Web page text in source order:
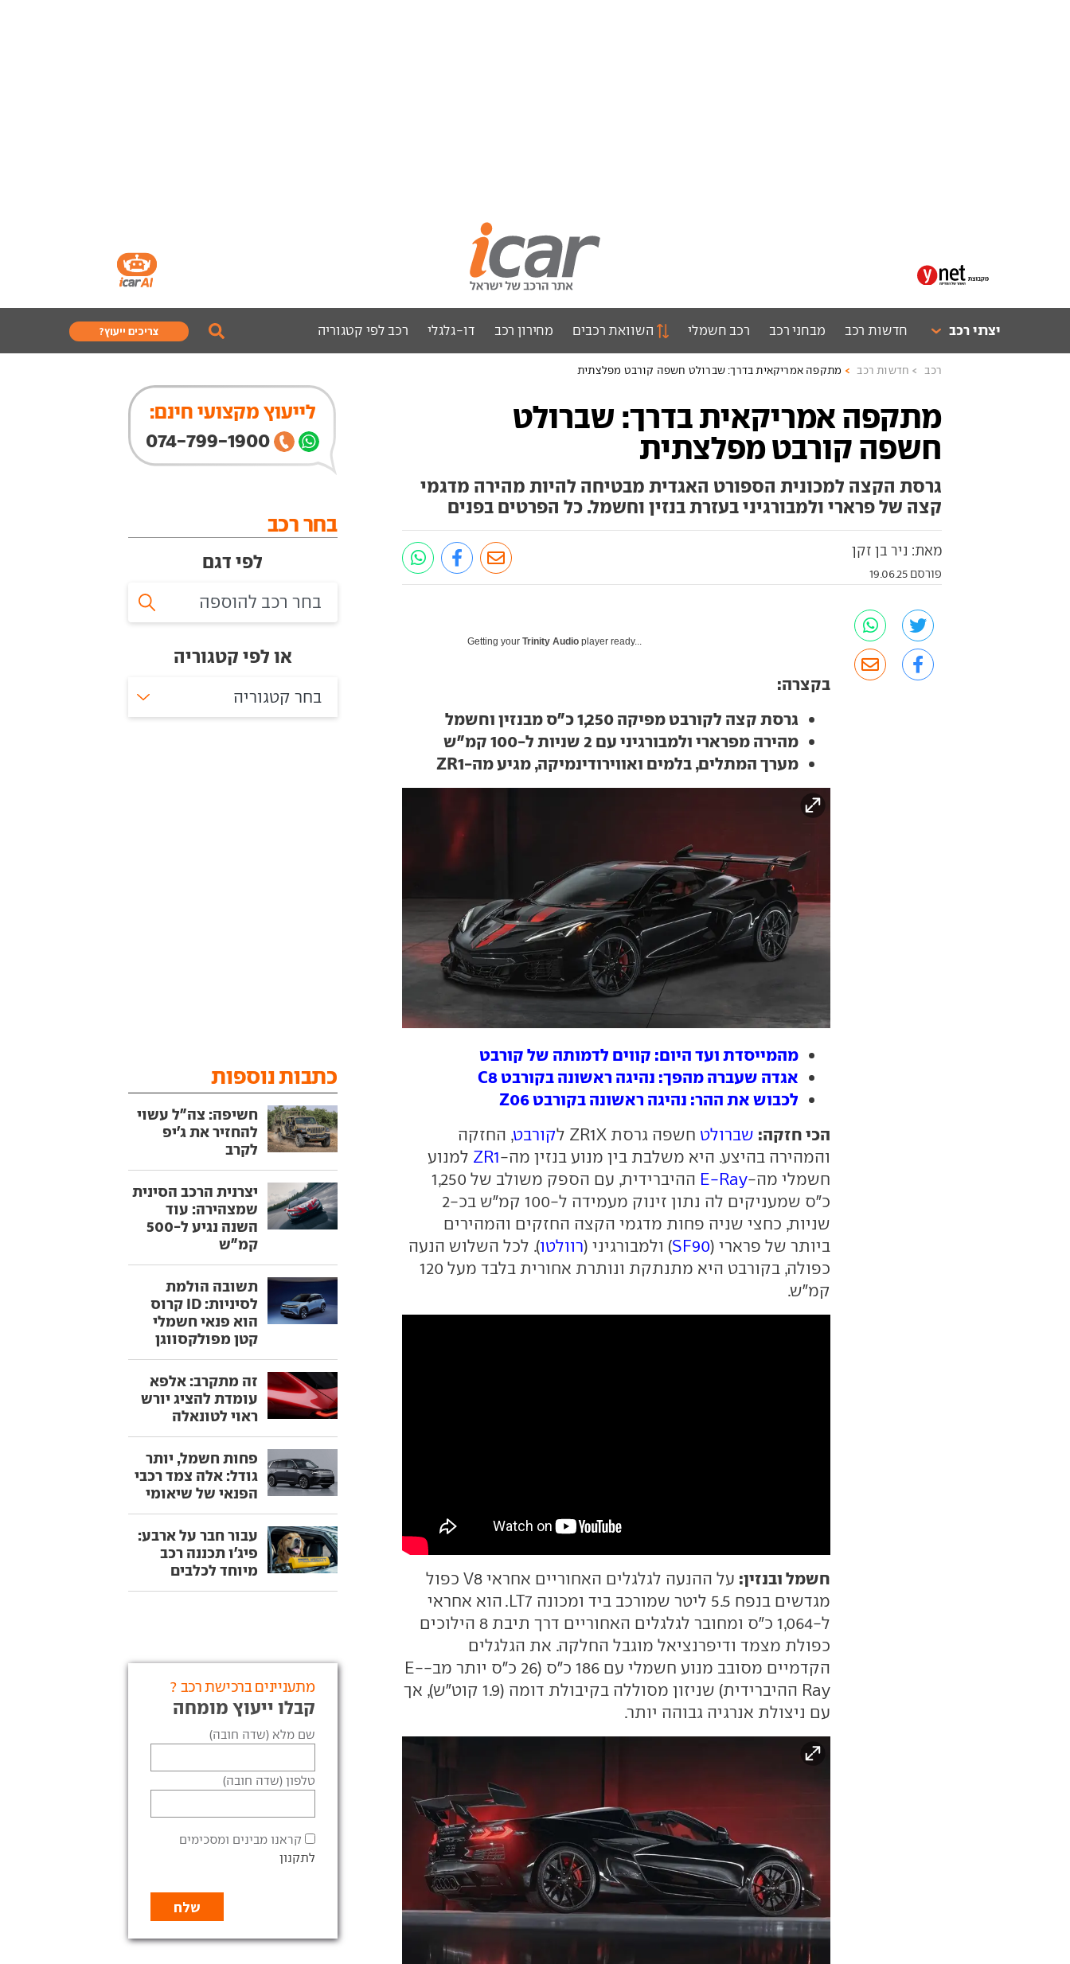
יצרני רכב חדשות רכב מבחני רכב רכב חשמלי השוואת רכבים מחירון רכב דו-גלגלי רכב לפי קטגוריה צריכים ייעוץ?
רכב חדשות רכב מתקפה אמריקאית בדרך: שברולט חשפה קורבט מפלצתית
מתקפה אמריקאית בדרך: שברולט
חשפה קורבט מפלצתית
גרסת הקצה למכונית הספורט האגדית מבטיחה להיות מהירה מדגמי
קצה של פרארי ולמבורגיני בעזרת בנזין וחשמל. כל הפרטים בפנים
מאת: ניר בן זקן
פורסם 19.06.25
Getting yourTrinity Audio player ready...
בקצרה:
גרסת קצה לקורבט מפיקה 1,250 כ"ס מבנזין וחשמל
מהירה מפרארי ולמבורגיני עם 2 שניות ל-100 קמ"ש
מערך המתלים, בלמים ואווירודינמיקה, מגיע מה-ZR1
מהמייסדת ועד היום: קווים לדמותה של קורבט
אגדה שעברה מהפך: נהיגה ראשונה בקורבט C8
לכבוש את ההר: נהיגה ראשונה בקורבט Z06
הכי חזקה: שברולט חשפה גרסת ZR1X ל קורבט, החזקה
והמהירה בהיצע. היא משלבת בין מנוע בנזין מה-ZR1 למנוע
חשמלי מה-E-Ray
ההיברידית, עם הספק משולב של 1,250
כ"ס שמעניקים לה נתון זינוק מעמידה ל-100 קמ"ש בכ-2
שניות, כחצי שניה פחות מדגמי הקצה החזקים והמהירים
ביותר של פרארי (SF90) ולמבורגיני (רוולטו). לכל השלוש הנעה
כפולה, בקורבט היא מתנתקת ונותרת אחורית בלבד מעל 120
קמ"ש.
חשמל ובנזין:
על ההנעה לגלגלים האחוריים אחראי V8 כפול
מגדשים בנפח 5.5 ליטר שמורכב ביד ומכונה LT7. הוא אחראי
ל-1,064 כ"ס ומחובר לגלגלים האחוריים דרך תיבת 8 הילוכים
כפולת מצמד ודיפרנציאל מוגבל החלקה. את הגלגלים
הקדמיים מסובב מנוע חשמלי עם 186 כ"ס (26 כ"ס יותר מב-E-
Ray ההיברידית) שניזון מסוללה בקיבולת דומה (1.9 קוט"ש), אך
עם ניצולת אנרגיה גבוהה יותר.
לייעוץ מקצועי חינם:
074-799-1900
בחר רכב
לפי דגם
או לפי קטגוריה
בחר קטגוריה
כתבות נוספות
חשיפה: צה"ל עשוי
להחזיר את ג'יפ
לקרב
יצרנית הרכב הסינית
שמצהירה: עוד
השנה נגיע ל-500
קמ"ש
תשובה הולמת
לסיניות: ID קרוס
הוא פנאי חשמלי
קטן מפולקסווגן
זה מתקרב: אלפא
עומדת להציג יורש
ראוי לטונאלה
פחות חשמל, יותר
גודל: אלה צמד רכבי
הפנאי של שיאומי
עבור חבר על ארבע:
פיג'ו תכננה רכב
מיוחד לכלבים
מתעניינים ברכישת רכב ?
קבלו ייעוץ מומחה
שם מלא (שדה חובה)
טלפון (שדה חובה)
קראנו מבינים ומסכימים
לתקנון